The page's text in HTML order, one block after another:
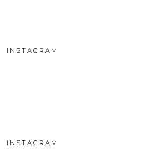
INSTAGRAM
INSTAGRAM